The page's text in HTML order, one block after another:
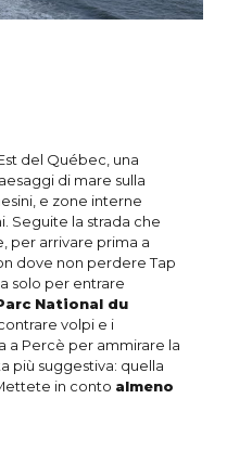
del Québec, una
di mare sulla
e zone interne
Seguite la strada che
per arrivare prima a
dove non perdere Tap
solo per entrare
National du
volpi e i
a Percè per ammirare la
più suggestiva: quella
in conto almeno